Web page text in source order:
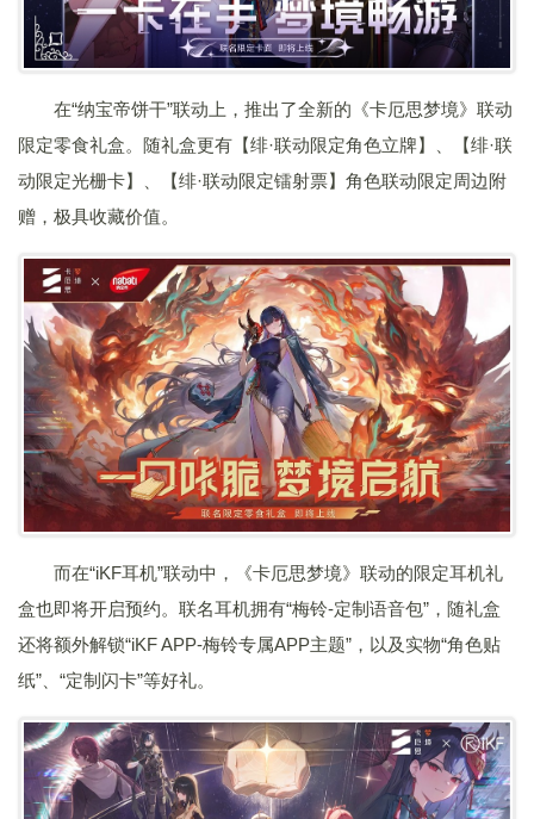
在“纳宝帝饼干”联动上，推出了全新的《卡厄思梦境》联动
限定零食礼盒。随礼盒更有【绯·联动限定角色立牌】、【绯·联
动限定光栅卡】、【绯·联动限定镭射票】角色联动限定周边附
赠，极具收藏价值。
而在“iKF耳机”联动中，《卡厄思梦境》联动的限定耳机礼
盒也即将开启预约。联名耳机拥有“梅铃-定制语音包”，随礼盒
还将额外解锁“iKF APP-梅铃专属APP主题”，以及实物“角色贴
纸”、“定制闪卡”等好礼。